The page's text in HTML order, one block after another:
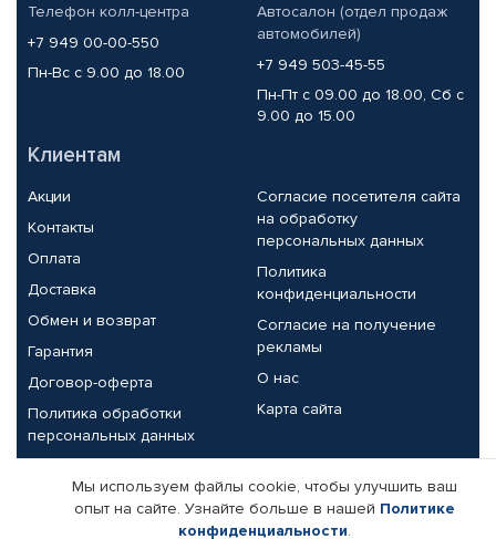
Телефон колл-центра
+7 949 00-00-550
Пн-Вс с 9.00 до 18.00
Автосалон (отдел продаж
автомобилей)
+7 949 503-45-55
Пн-Пт с 09.00 до 18.00, Сб с
9.00 до 15.00
Клиентам
Акции
Контакты
Оплата
Доставка
Обмен и возврат
Гарантия
Договор-оферта
Политика обработки
персональных данных
Согласие посетителя сайта
на обработку
персональных данных
Политика
конфиденциальности
Согласие на получение
рекламы
О нас
Карта сайта
Партнерам
Корпоративным клиентам Реквизиты компании
Мы используем файлы cookie, чтобы улучшить ваш
опыт на сайте. Узнайте больше в нашей Политике
конфиденциальности.